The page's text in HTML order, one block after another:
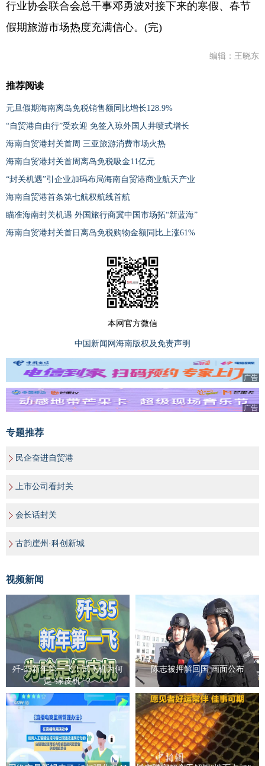
行业协会联合会总干事邓勇波对接下来的寒假、春节
假期旅游市场热度充满信心。(完)
编辑：王晓东
推荐阅读
元旦假期海南离岛免税销售额同比增长128.9%
“自贸港自由行”受欢迎 免签入琼外国人井喷式增长
海南自贸港封关首周 三亚旅游消费市场火热
海南自贸港封关首周离岛免税吸金11亿元
“封关机遇”引企业加码布局海南自贸港商业航天产业
海南自贸港首条第七航权航线首航
瞄准海南封关机遇 外国旅行商冀中国市场拓“新蓝海”
海南自贸港封关首日离岛免税购物金额同比上涨61%
本网官方微信
中国新闻网海南版权及免责声明
广告
广告
专题推荐
民企奋进自贸港
上市公司看封关
会长话封关
古韵崖州·科创新城
视频新闻
歼-35新年第一飞！试飞机为何
是“绿皮机”？
陈志被押解回国 画面公布